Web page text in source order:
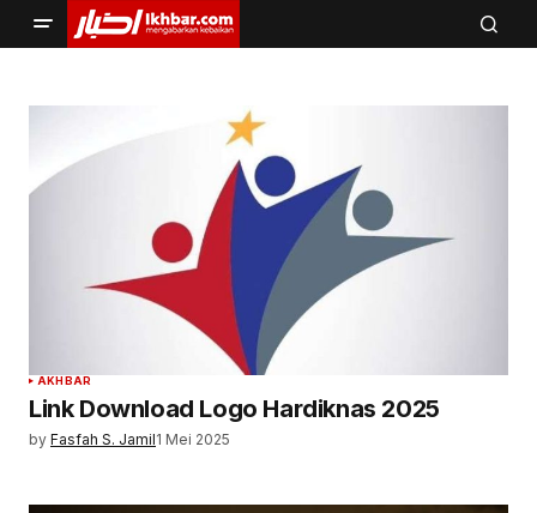
AKHBAR
Link Download Logo Hardiknas 2025
by Fasfah S. Jamil1 Mei 2025